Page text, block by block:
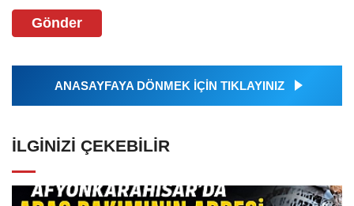
Gönder
ANASAYFAYA DÖNMEK İÇİN TIKLAYINIZ
İLGINIZI ÇEKEBILIR